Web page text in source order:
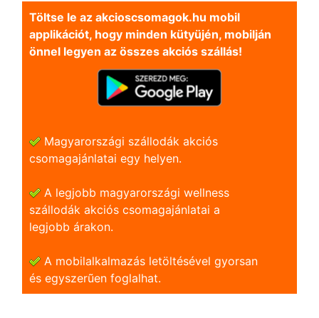
Töltse le az akcioscsomagok.hu mobil
applikációt, hogy minden kütyüjén, mobilján
önnel legyen az összes akciós szállás!
Magyarországi szállodák akciós
csomagajánlatai egy helyen.
A legjobb magyarországi wellness
szállodák akciós csomagajánlatai a
legjobb árakon.
A mobilalkalmazás letöltésével gyorsan
és egyszerũen foglalhat.